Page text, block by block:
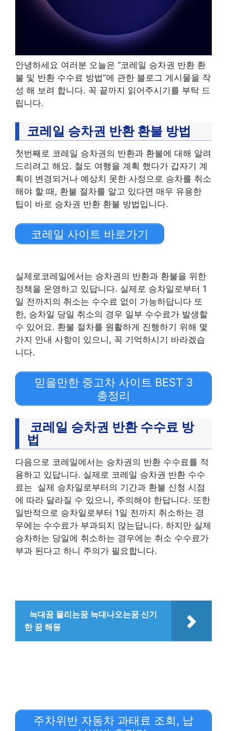
안녕하세요 여러분 오늘은 “코레일 승차권 반환 환
불 및 반환 수수료 방법”에 관한 블로그 게시물을 작
성 해 보려 합니다. 꼭 끝까지 읽어주시기를 부탁 드
립니다.
코레일 승차권 반환 환불 방법
첫번째로 코레일 승차권의 반환과 환불에 대해 알려
드리려고 해요. 철도 여행을 계획 했다가 갑자기 계
획이 변경되거나 예상치 못한 사정으로 승차를 취소
해야 할 때, 환불 절차를 알고 있다면 매우 유용한
팁이 바로 승차권 반환 환불 방법입니다.
코레일 사이트 바로가기
실제로코레일에서는 승차권의 반환과 환불을 위한
정책을 운영하고 있답니다. 실제로 승차일로부터 1
일 전까지의 취소는 수수료 없이 가능하답니다 또
한, 승차일 당일 취소의 경우 일부 수수료가 발생할
수 있어요. 환불 절차를 원활하게 진행하기 위해 몇
가지 안내 사항이 있으니, 꼭 기억하시기 바라겠습
니다.
믿을만한 중고차 사이트 BEST 3
총정리
코레일 승차권 반환 수수료 방
법
다음으로 코레일에서는 승차권의 반환 수수료를 적
용하고 있답니다. 실제로 코레일 승차권 반환 수수
료는 실제 승차일로부터의 기간과 환불 신청 시점
에 따라 달라질 수 있으니, 주의해야 한답니다. 또한
일반적으로 승차일로부터 1일 전까지 취소하는 경
우에는 수수료가 부과되지 않는답니다. 하지만 실제
승차하는 당일에 취소하는 경우에는 취소 수수료가
부과 된다고 하니 주의가 필요합니다.
늑대꿈 물리는꿈 늑대나오는꿈 신기
한 꿈 해몽
주차위반 자동차 과태료 조회, 납